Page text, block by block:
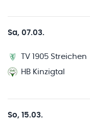
Sa, 07.03.
TV 1905 Streichen
HB Kinzigtal
So, 15.03.